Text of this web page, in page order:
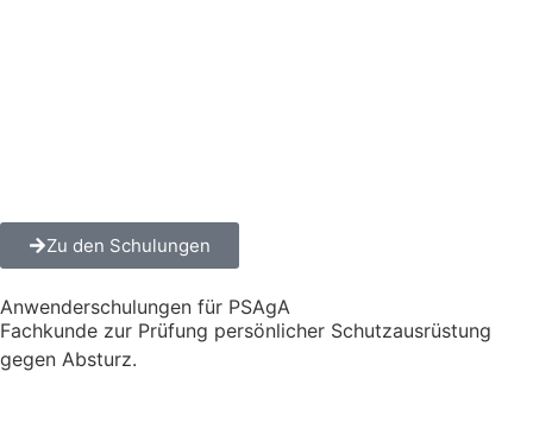
Zu den Schulungen
Anwenderschulungen für PSAgA
Fachkunde zur Prüfung persönlicher Schutzausrüstung
gegen Absturz.